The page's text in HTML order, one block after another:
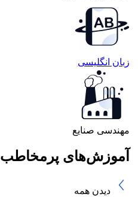
زبان انگلیسی
مهندسی صنایع
آموزش‌های پرمخاطب
دیدن همه